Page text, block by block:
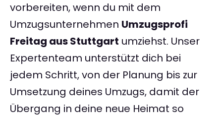
vorbereiten, wenn du mit dem
Umzugsunternehmen Umzugsprofi
Freitag aus Stuttgart umziehst. Unser
Expertenteam unterstützt dich bei
jedem Schritt, von der Planung bis zur
Umsetzung deines Umzugs, damit der
Übergang in deine neue Heimat so